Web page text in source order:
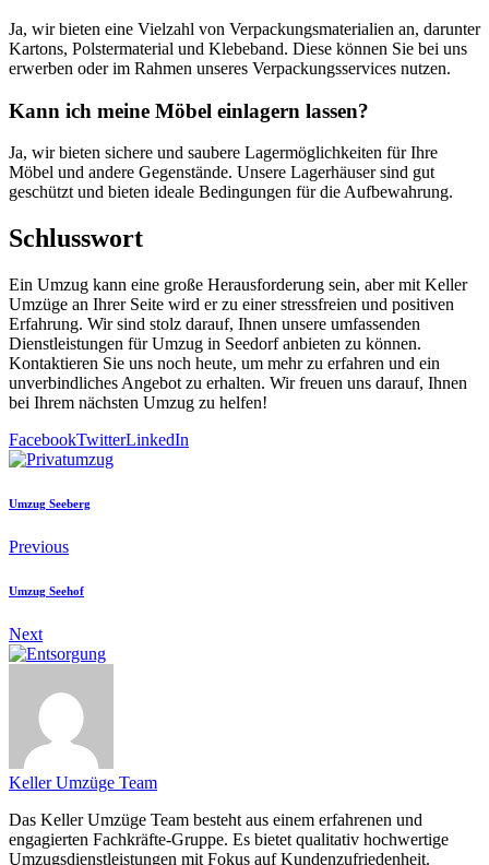
Ja, wir bieten eine Vielzahl von Verpackungsmaterialien an, darunter
Kartons, Polstermaterial und Klebeband. Diese können Sie bei uns
erwerben oder im Rahmen unseres Verpackungsservices nutzen.
Kann ich meine Möbel einlagern lassen?
Ja, wir bieten sichere und saubere Lagermöglichkeiten für Ihre
Möbel und andere Gegenstände. Unsere Lagerhäuser sind gut
geschützt und bieten ideale Bedingungen für die Aufbewahrung.
Schlusswort
Ein Umzug kann eine große Herausforderung sein, aber mit Keller
Umzüge an Ihrer Seite wird er zu einer stressfreien und positiven
Erfahrung. Wir sind stolz darauf, Ihnen unsere umfassenden
Dienstleistungen für Umzug in Seedorf anbieten zu können.
Kontaktieren Sie uns noch heute, um mehr zu erfahren und ein
unverbindliches Angebot zu erhalten. Wir freuen uns darauf, Ihnen
bei Ihrem nächsten Umzug zu helfen!
FacebookTwitterLinkedIn
Umzug Seeberg
Previous
Umzug Seehof
Next
Keller Umzüge Team
Das Keller Umzüge Team besteht aus einem erfahrenen und
engagierten Fachkräfte-Gruppe. Es bietet qualitativ hochwertige
Umzugsdienstleistungen mit Fokus auf Kundenzufriedenheit.